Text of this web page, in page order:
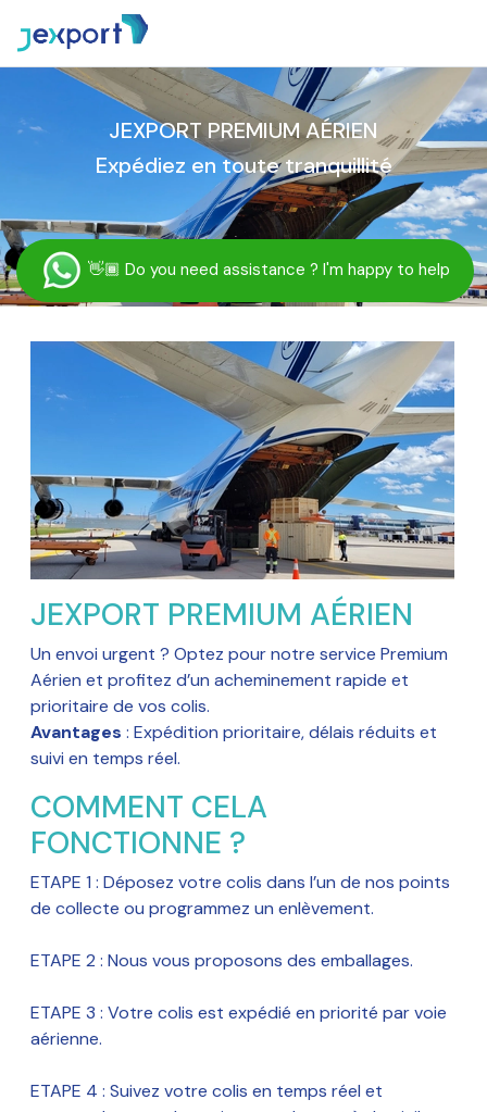
JEXPORT PREMIUM AÉRIEN
Expédiez en toute tranquillité
👋🏾 Do you need assistance ? I'm happy to help
JEXPORT PREMIUM AÉRIEN
Un envoi urgent ? Optez pour notre service Premium
Aérien et profitez d’un acheminement rapide et
prioritaire de vos colis.
Avantages : Expédition prioritaire, délais réduits et
suivi en temps réel.
COMMENT CELA
FONCTIONNE ?
ETAPE 1 : Déposez votre colis dans l’un de nos points
de collecte ou programmez un enlèvement.
ETAPE 2 : Nous vous proposons des emballages.
ETAPE 3 : Votre colis est expédié en priorité par voie
aérienne.
ETAPE 4 : Suivez votre colis en temps réel et